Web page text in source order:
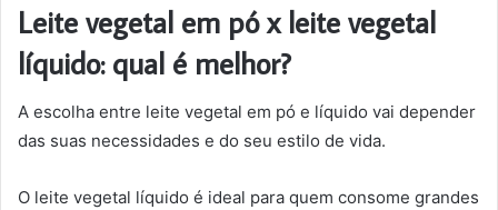
Leite vegetal em pó x leite vegetal
líquido: qual é melhor?
A escolha entre leite vegetal em pó e líquido vai depender
das suas necessidades e do seu estilo de vida.
O leite vegetal líquido é ideal para quem consome grandes